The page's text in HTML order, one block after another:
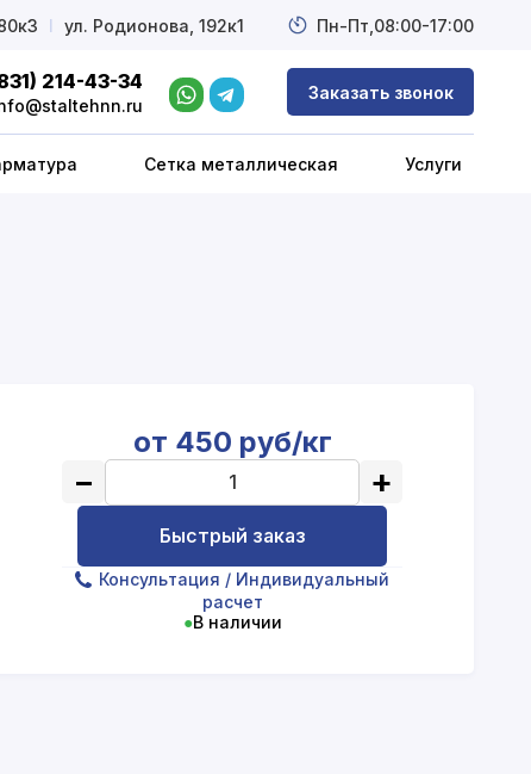
214-43-34 Заказать звонок
Сетка металлическая Услуги
l ул. Родионова, 192к1 Пн-Пт, 08:00-17:00
от 450 руб/кг
− +
Быстрый заказ
Консультация / Индивидуальный
расчет
●В наличии